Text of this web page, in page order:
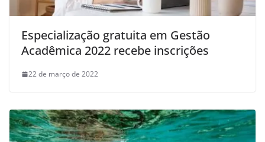
Especialização gratuita em Gestão
Acadêmica 2022 recebe inscrições
22 de março de 2022